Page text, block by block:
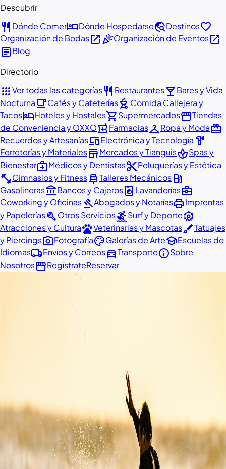
Descubrir
restaurant Dónde ComerhotelDónde Hospedarsetravel_exploreDestinosfavorite
Organización de Bodasopen_in_newcelebrationOrganización de Eventosopen_in_new
articleBlog
Directorio
appsVer todas las categoríasrestaurant Restauranteslocal_barBares y Vida
Nocturna local_cafeCafés y Cafeteríasoutdoor_grill Comida Callejera y
TacoshotelHoteles y Hostalesshopping_cartSupermercadosstorefrontTiendas
de Conveniencia y OXXOlocal_pharmacyFarmaciascheckroomRopa y Modaredeem
Recuerdos y ArtesaníasdevicesElectrónica y Tecnología hardware
Ferreterías y MaterialesstoreMercados y TianguisspaSpas y
Bienestarmedical_servicesMédicos y Dentistascontent_cutPeluquerías y Estética
fitness_centerGimnasios y Fitnesscar_repairTalleres Mecánicoslocal_gas_station
Gasolinerasaccount_balanceBancos y Cajeroslocal_laundry_service Lavanderíasbusiness_center
Coworking y OficinasgavelAbogados y NotaríasprintImprentas
y PapeleríasbuildOtros ServiciossurfingSurf y Deporteattractions
Atracciones y CulturapetsVeterinarias y MascotasbrushTatuajes
y Piercingsphoto_cameraFotografíapaletteGalerías de ArteschoolEscuelas de
Idiomaslocal_shippingEnvíos y Correosdirections_carTransporteinfoSobre
NosotrosstorefrontRegístrateReservar